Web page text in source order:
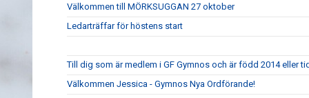
Välkommen till MÖRKSUGGAN 27 oktober
Ledarträffar för höstens start
Till dig som är medlem i GF Gymnos och är född 2014 eller
Välkommen Jessica - Gymnos Nya Ordförande!